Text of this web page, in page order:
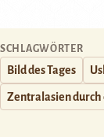
SCHLAGWÖRTER
Bild des Tages
Zentralasien durch